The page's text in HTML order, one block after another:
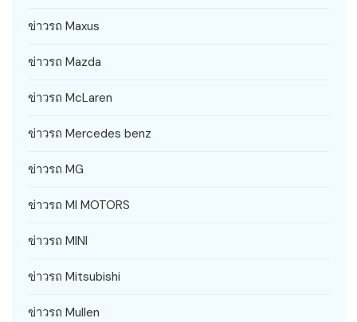
ข่าวรถ Maxus
ข่าวรถ Mazda
ข่าวรถ McLaren
ข่าวรถ Mercedes benz
ข่าวรถ MG
ข่าวรถ MI MOTORS
ข่าวรถ MINI
ข่าวรถ Mitsubishi
ข่าวรถ Mullen